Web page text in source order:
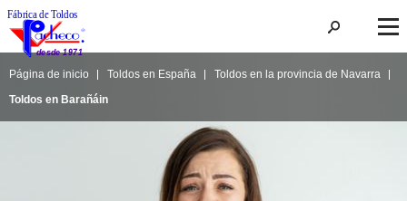
Página de inicio Toldos en España
Toldos en la provincia de Navarra
Toldos en Barañáin